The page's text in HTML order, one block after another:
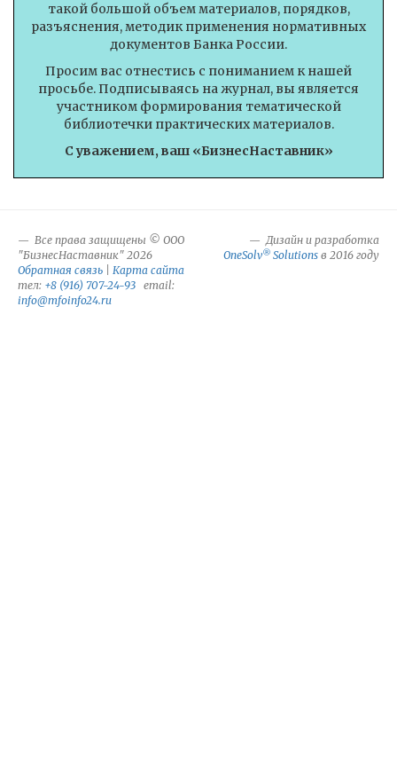
такой большой объем материалов, порядков,
разъяснения, методик применения нормативных
документов Банка России.
Просим вас отнестись с пониманием к нашей
просьбе. Подписываясь на журнал, вы является
участником формирования тематической
библиотечки практических материалов.
С уважением, ваш «БизнесНаставник»
Все права защищены © ООО
"БизнесНаставник" 2026
Обратная связь
Карта сайта
тел: +8 (916) 707-24-93 email:
info@mfoinfo24.ru
Дизайн и разработка
OneSolv® Solutions в 2016 году